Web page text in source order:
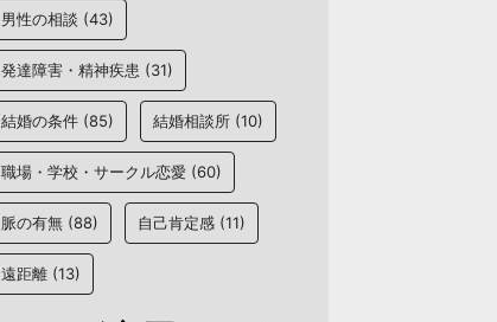
男性の相談 (43)
発達障害・精神疾患 (31)
結婚の条件 (85) 結婚相談所 (10)
職場・学校・サークル恋愛 (60)
脈の有無 (88) 自己肯定感 (11)
遠距離 (13)